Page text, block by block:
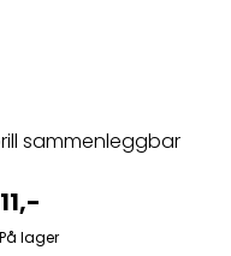
sammenleggbar
lager